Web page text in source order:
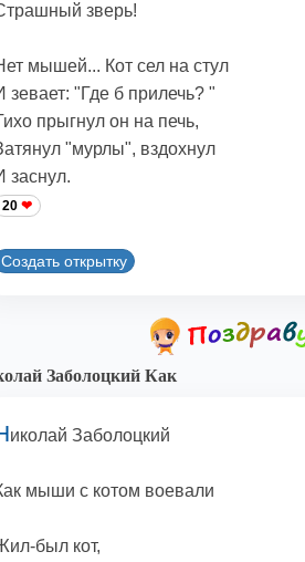
зверь!
мышей... Кот сел на стул
зевает: "Где б прилечь? "
прыгнул он на печь,
"мурлы", вздохнул
заснул.
20
Создать открытку
Заболоцкий Как
иколай Заболоцкий
мыши с котом воевали
был кот,